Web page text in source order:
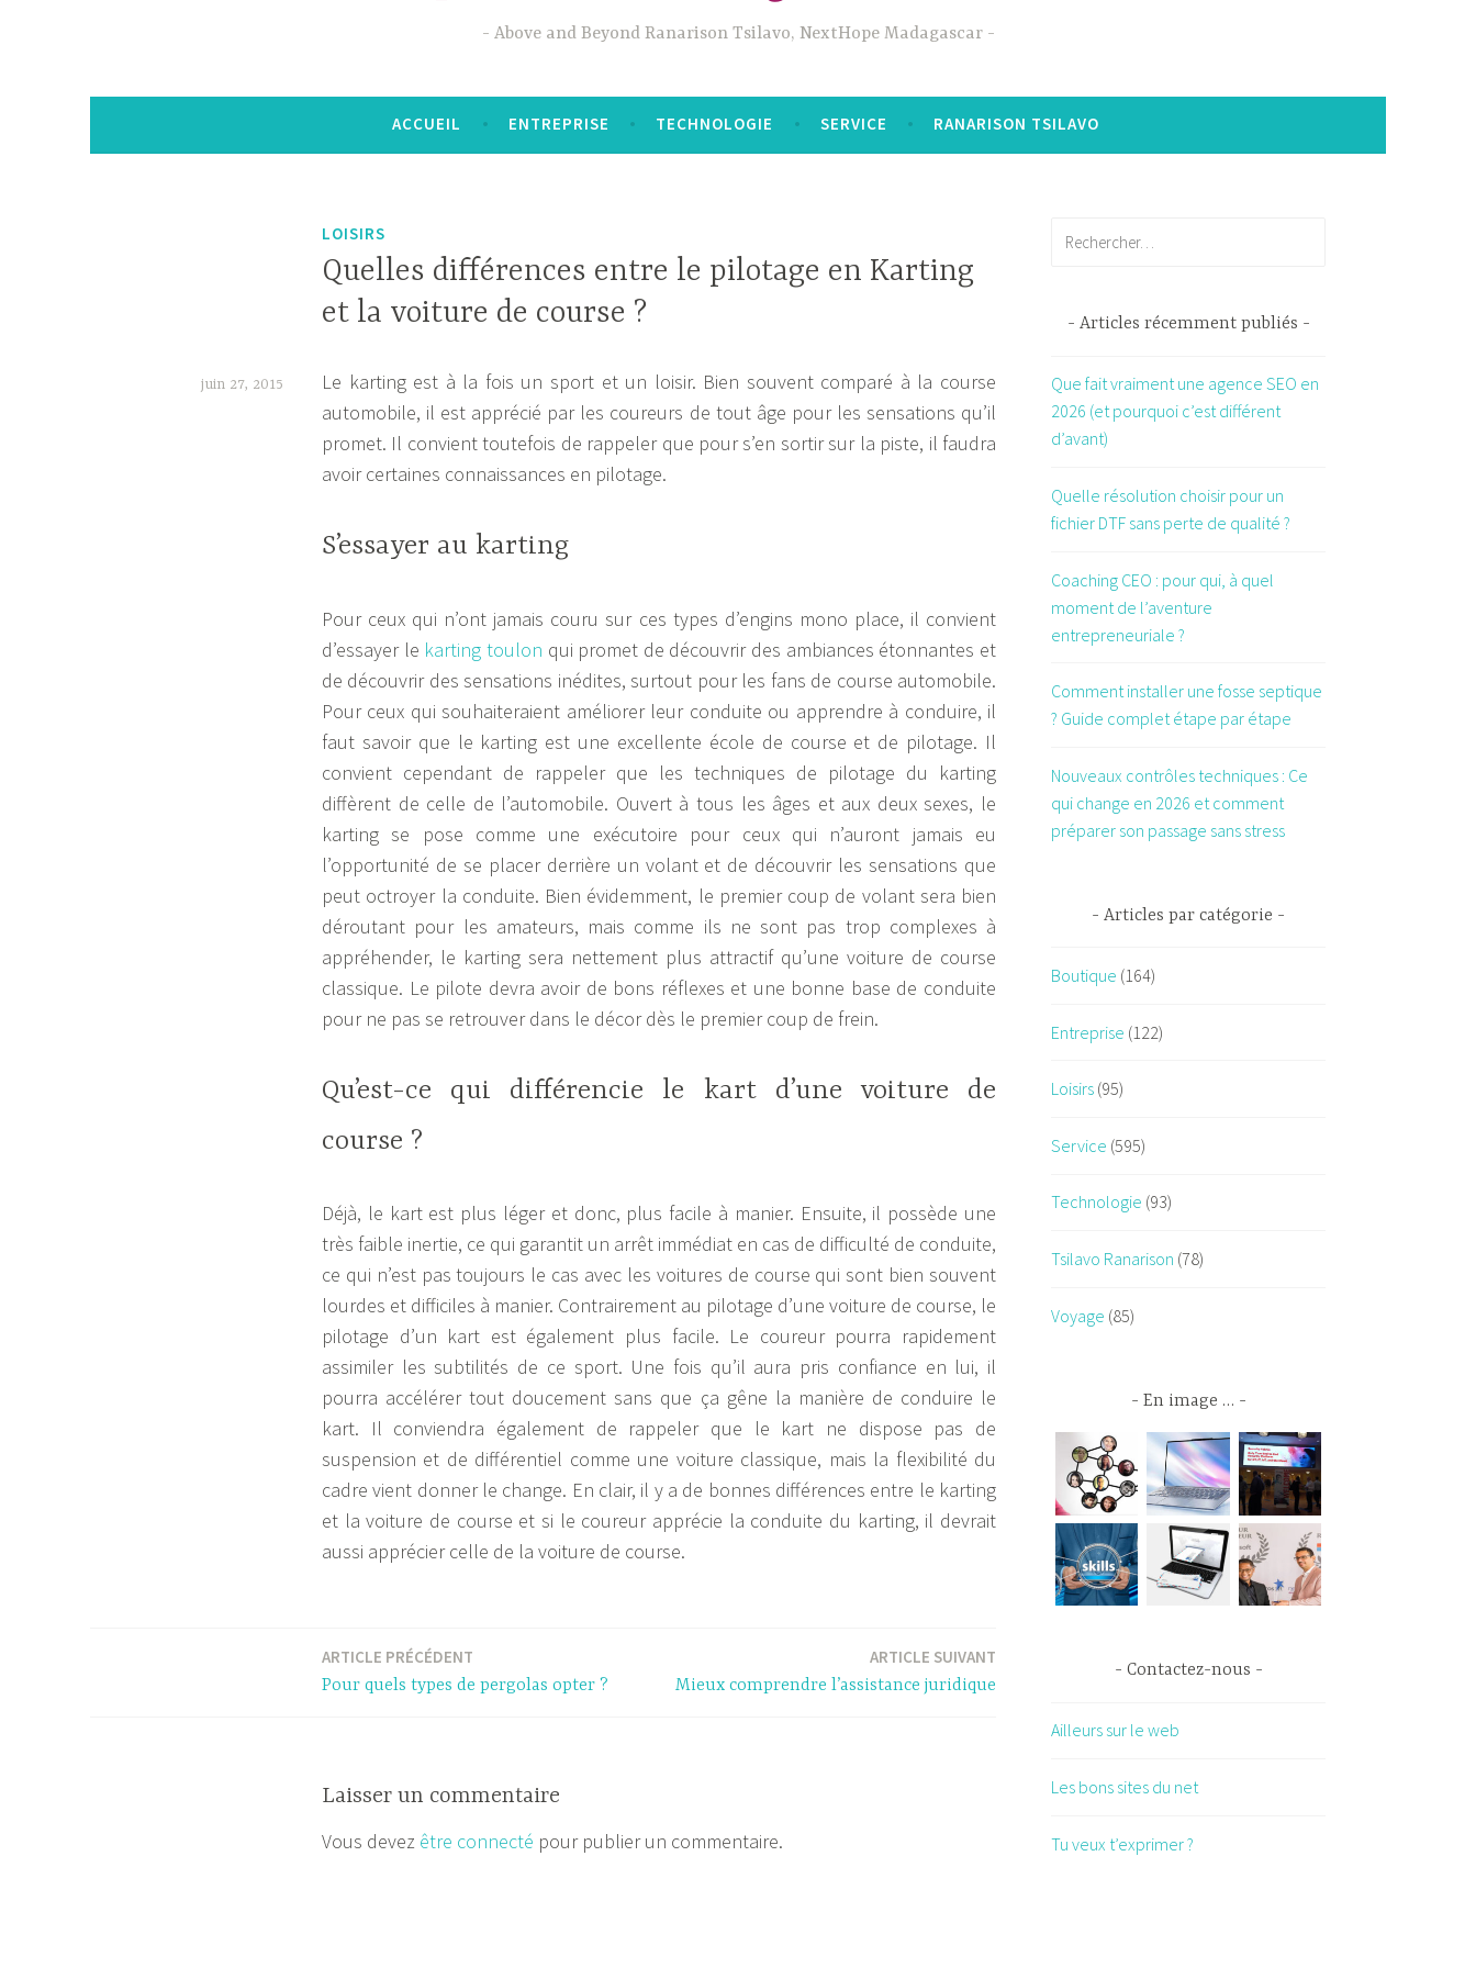
Above and Beyond Ranarison Tsilavo, NextHope Madagascar
ACCUEIL ENTREPRISE TECHNOLOGIE SERVICE RANARISON TSILAVO
LOISIRS
Quelles différences entre le pilotage en Karting
et la voiture de course ?
juin 27, 2015
Le karting est à la fois un sport et un loisir. Bien souvent comparé à la course
automobile, il est apprécié par les coureurs de tout âge pour les sensations qu’il
promet. Il convient toutefois de rappeler que pour s’en sortir sur la piste, il faudra
avoir certaines connaissances en pilotage.
S’essayer au karting
Pour ceux qui n’ont jamais couru sur ces types d’engins mono place, il convient
d’essayer le karting toulon qui promet de découvrir des ambiances étonnantes et
de découvrir des sensations inédites, surtout pour les fans de course automobile.
Pour ceux qui souhaiteraient améliorer leur conduite ou apprendre à conduire, il
faut savoir que le karting est une excellente école de course et de pilotage. Il
convient cependant de rappeler que les techniques de pilotage du karting
diffèrent de celle de l’automobile. Ouvert à tous les âges et aux deux sexes, le
karting se pose comme une exécutoire pour ceux qui n’auront jamais eu
l’opportunité de se placer derrière un volant et de découvrir les sensations que
peut octroyer la conduite. Bien évidemment, le premier coup de volant sera bien
déroutant pour les amateurs, mais comme ils ne sont pas trop complexes à
appréhender, le karting sera nettement plus attractif qu’une voiture de course
classique. Le pilote devra avoir de bons réflexes et une bonne base de conduite
pour ne pas se retrouver dans le décor dès le premier coup de frein.
Qu’est-ce qui différencie le kart d’une voiture de
course ?
Déjà, le kart est plus léger et donc, plus facile à manier. Ensuite, il possède une
très faible inertie, ce qui garantit un arrêt immédiat en cas de difficulté de conduite,
ce qui n’est pas toujours le cas avec les voitures de course qui sont bien souvent
lourdes et difficiles à manier. Contrairement au pilotage d’une voiture de course, le
pilotage d’un kart est également plus facile. Le coureur pourra rapidement
assimiler les subtilités de ce sport. Une fois qu’il aura pris confiance en lui, il
pourra accélérer tout doucement sans que ça gêne la manière de conduire le
kart. Il conviendra également de rappeler que le kart ne dispose pas de
suspension et de différentiel comme une voiture classique, mais la flexibilité du
cadre vient donner le change. En clair, il y a de bonnes différences entre le karting
et la voiture de course et si le coureur apprécie la conduite du karting, il devrait
aussi apprécier celle de la voiture de course.
ARTICLE PRÉCÉDENT
Pour quels types de pergolas opter ?
ARTICLE SUIVANT
Mieux comprendre l’assistance juridique
Laisser un commentaire
Vous devez être connecté pour publier un commentaire.
Articles récemment publiés
Que fait vraiment une agence SEO en
2026 (et pourquoi c’est différent
d’avant)
Quelle résolution choisir pour un
fichier DTF sans perte de qualité ?
Coaching CEO : pour qui, à quel
moment de l’aventure
entrepreneuriale ?
Comment installer une fosse septique
? Guide complet étape par étape
Nouveaux contrôles techniques : Ce
qui change en 2026 et comment
préparer son passage sans stress
Articles par catégorie
Boutique (164)
Entreprise (122)
Loisirs (95)
Service (595)
Technologie (93)
Tsilavo Ranarison (78)
Voyage (85)
En image …
Contactez-nous
Ailleurs sur le web
Les bons sites du net
Tu veux t’exprimer ?